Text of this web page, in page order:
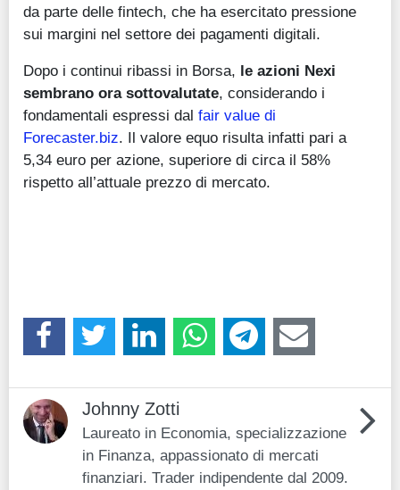
da parte delle fintech, che ha esercitato pressione
sui margini nel settore dei pagamenti digitali.
Dopo i continui ribassi in Borsa, le azioni Nexi
sembrano ora sottovalutate, considerando i
fondamentali espressi dal fair value di
Forecaster.biz. Il valore equo risulta infatti pari a
5,34 euro per azione, superiore di circa il 58%
rispetto all’attuale prezzo di mercato.
Johnny Zotti
Laureato in Economia, specializzazione
in Finanza, appassionato di mercati
finanziari. Trader indipendente dal 2009.